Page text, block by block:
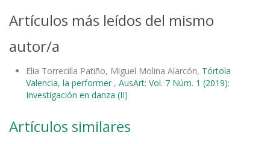
Artículos más leídos del mismo
autor/a
Elia Torrecilla Patiño, Miguel Molina Alarcón, Tórtola
Valencia, la performer , AusArt: Vol. 7 Núm. 1 (2019):
Investigación en danza (II)
Artículos similares